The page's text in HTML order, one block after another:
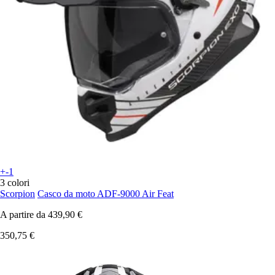
+-1
3 colori
Scorpion Casco da moto ADF-9000 Air Feat
A partire da 439,90 €
350,75 €